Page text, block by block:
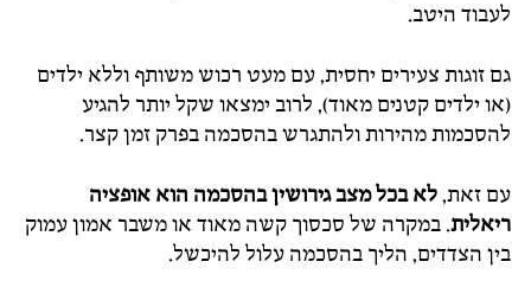
לעבוד היטב.
גם זוגות צעירים יחסית, עם מעט רכוש משותף וללא ילדים
(או ילדים קטנים מאוד), לרוב ימצאו שקל יותר להגיע
להסכמות מהירות ולהתגרש בהסכמה בפרק זמן קצר.
עם זאת,לא בכל מצב גירושין בהסכמה הוא אופציה
ריאלית. במקרה של סכסוך קשה מאוד או משבר אמון עמוק
בין הצדדים, הליך בהסכמה עלול להיכשל.